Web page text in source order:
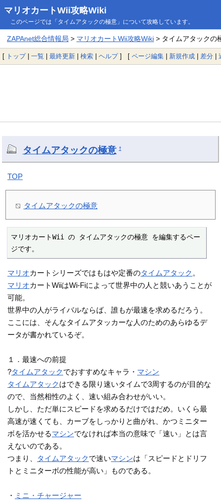
マリオカートWii攻略Wiki
このページでは「タイムアタックの極意」について攻略しています。
ZAPAnet総合情報局 > マリオカートWii攻略Wiki> タイムアタックの
[ トップ| 一覧 | 最終更新 | 検索 | ヘルプ] [ ページ編集 | 新規作成 | 差分 |
タイムアタックの極意 †
TOP
タイムアタックの極意
マリオカートWii の タイムアタックの極意 を編集するペー
ジです。
マリオカートシリーズではもはや定番のタイムアタック 。
マリオカートWiiはWi-Fiによって世界中の人と競いあうことが
可能。
世界中の人がライバルならば、誰もが最速を求めるだろう。
ここには、そんなタイムアタッカーな人のためのあらゆるデ
ータが書かれているぞ。
１．最速への前提
?タイムアタックでおすすめなキャラ・ マシン
タイムアタックはできる限り速いタイムで3周するのが目的な
ので、当然相性のよく、速い組み合わせがいい。
しかし、ただ単にスピードを求めるだけではだめ。いくら最
高速が速くても、カーブをしっかりと曲がれ、かつミニター
ボを活かせるマシンでなければ本当の意味で「速い」とは言
えないのである。
つまり、
タイムアタックで速いマシンは「スピードとドリフ
トとミニターボの性能が高い」ものである。
・ ミニ・チャージャー